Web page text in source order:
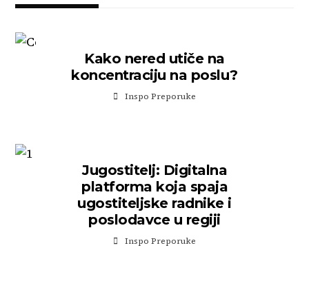
Kako nered utiče na
koncentraciju na poslu?
Inspo Preporuke
Jugostitelj: Digitalna
platforma koja spaja
ugostiteljske radnike i
poslodavce u regiji
Inspo Preporuke